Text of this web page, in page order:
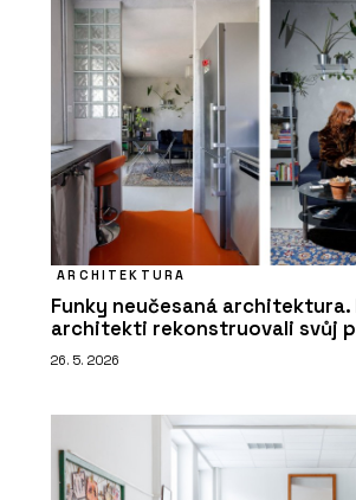
ARCHITEKTURA
Funky neučesaná architektura.
architekti rekonstruovali svůj
26. 5. 2026